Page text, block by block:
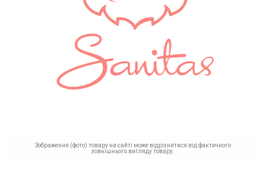
Зображення (фото) товару на сайті може відрізнятися від фактичного
зовнішнього вигляду товару.